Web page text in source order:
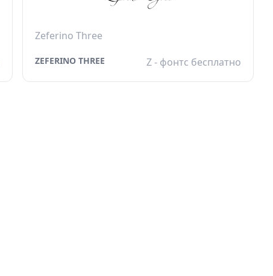
Zeferino Three
ZEFERINO THREE Z - фонтс бесплатно